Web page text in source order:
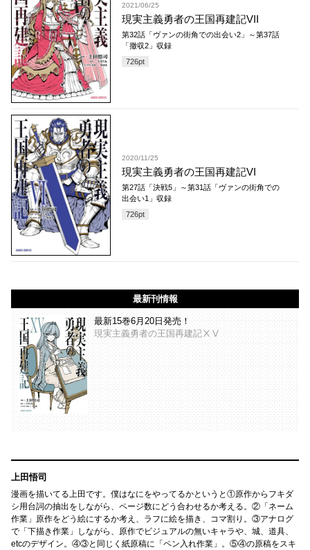
2021/06/25
現実主義勇者の王国再建記VII
第32話「ヴァンの街角での出会い2」～第37話
「撤収2」収録
726pt
2020/11/25
現実主義勇者の王国再建記VI
第27話「決戦5」～第31話「ヴァンの街角での
出会い1」収録
726pt
最新刊情報
最新15巻6月20日発売！
現実主義勇者の王国再建記ⅩⅤ
上田悟司
漫画を描いてる上田です。僕はなにをやってるかというと①原作からフキダ
シ用台詞の抽出をしながら、ページ数にどう合わせるか考える。②「ネーム
作業」原作をどう絵にするか考え、ラフに絵を描き、コマ割り。③アナログ
で「下描き作業」しながら、原作でビジュアルの無いキャラや、城、道具、
etcのデザイン。④③と同じく紙原稿に「ペン入れ作業」。⑤④の原稿をスキ